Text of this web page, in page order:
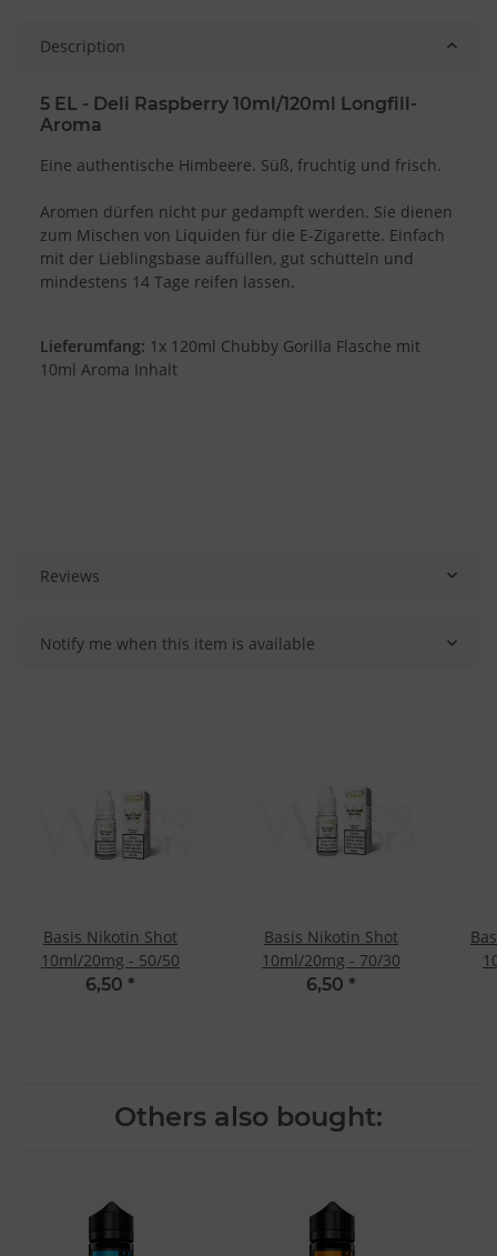
Description
5 EL - Deli Raspberry 10ml/120ml Longfill-
Aroma
Eine authentische Himbeere. Süß, fruchtig und frisch.
Aromen dürfen nicht pur gedampft werden. Sie dienen
zum Mischen von Liquiden für die E-Zigarette. Einfach
mit der Lieblingsbase auffüllen, gut schütteln und
mindestens 14 Tage reifen lassen.
Lieferumfang: 1x 120ml Chubby Gorilla Flasche mit
10ml Aroma Inhalt
Reviews
Notify me when this item is available
Basis Nikotin Shot
10ml/20mg - 50/50
6,50 *
Basis Nikotin Shot
10ml/20mg - 70/30
6,50 *
Others also bought: